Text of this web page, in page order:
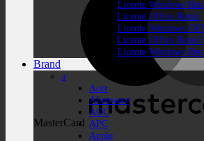
MasterCard
Licente Windows
Licente Office Retail
Licente Windows
Licente Office Retail
Licente Windows
Brand
a
Acer
Alienware
AOC
APC
Apple